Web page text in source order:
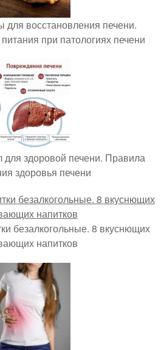
для восстановления печени.
при патологиях печени
здоровой печени. Правила
здоровья печени
безалкогольные. 8 вкуснющих
напитков